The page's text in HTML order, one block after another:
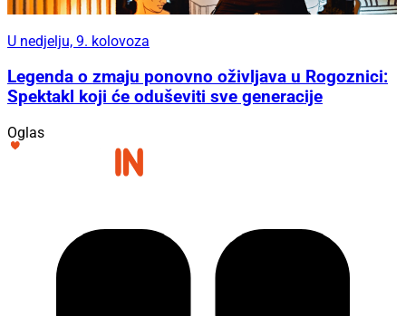
U nedjelju, 9. kolovoza
Legenda o zmaju ponovno oživljava u Rogoznici:
Spektakl koji će oduševiti sve generacije
Oglas